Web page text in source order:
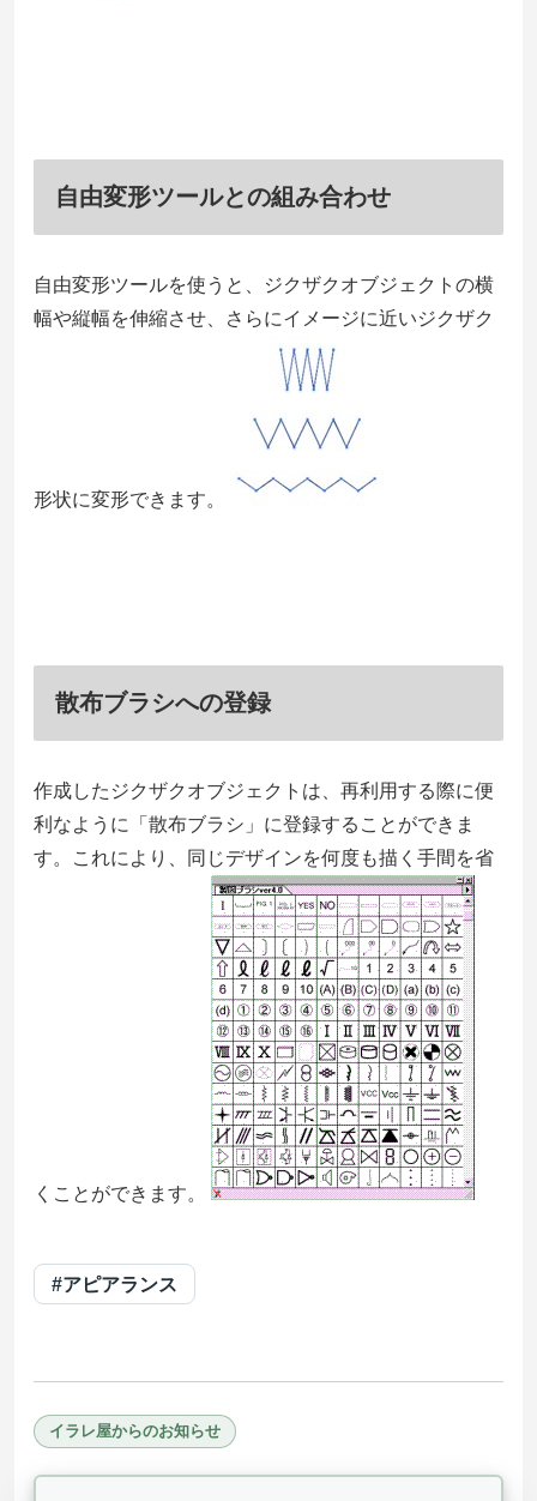
自由変形ツールとの組み合わせ
自由変形ツールを使うと、ジクザクオブジェクトの横
幅や縦幅を伸縮させ、さらにイメージに近いジクザク
形状に変形できます。
散布ブラシへの登録
作成したジクザクオブジェクトは、再利用する際に便
利なように「散布ブラシ」に登録することができま
す。これにより、同じデザインを何度も描く手間を省
くことができます。
#アピアランス
イラレ屋からのお知らせ